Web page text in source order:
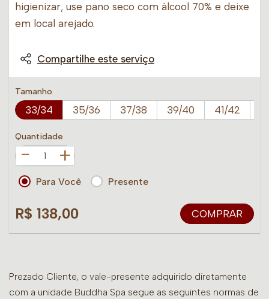
higienizar, use pano seco com álcool 70% e deixe
em local arejado.
Compartilhe este serviço
Tamanho
33/34 35/36 37/38 39/40 41/42
Quantidade
+
Para Você Presente
R$ 138,00 COMPRAR
Prezado Cliente, o vale-presente adquirido diretamente
com a unidade Buddha Spa segue as seguintes normas de